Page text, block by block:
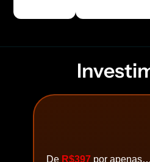
De R$397 por apenas…